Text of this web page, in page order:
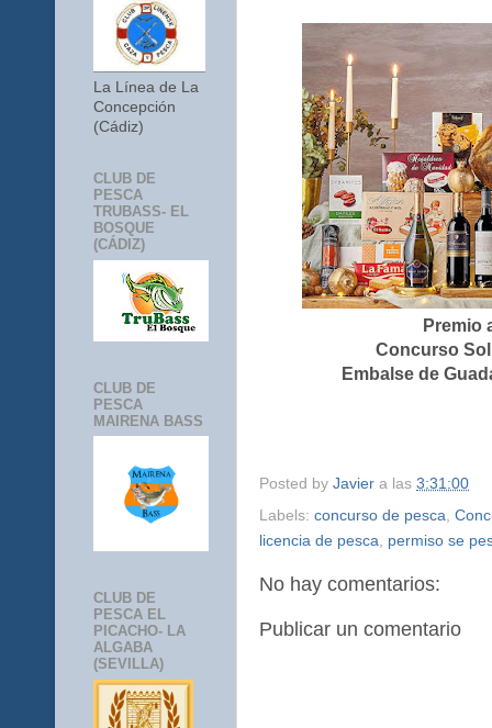
Premio
Concurso
Embalse de
Posted by Javier a las 3:31:00
Labels: concurso de pesca
licencia de pesca
permiso se
No hay comentarios:
Publicar un comentario
La Línea de La
Concepción
(Cádiz)
CLUB DE
PESCA
TRUBASS- EL
BOSQUE
(CÁDIZ)
CLUB DE
PESCA
MAIRENA BASS
CLUB DE
PESCA EL
PICACHO- LA
ALGABA
(SEVILLA)